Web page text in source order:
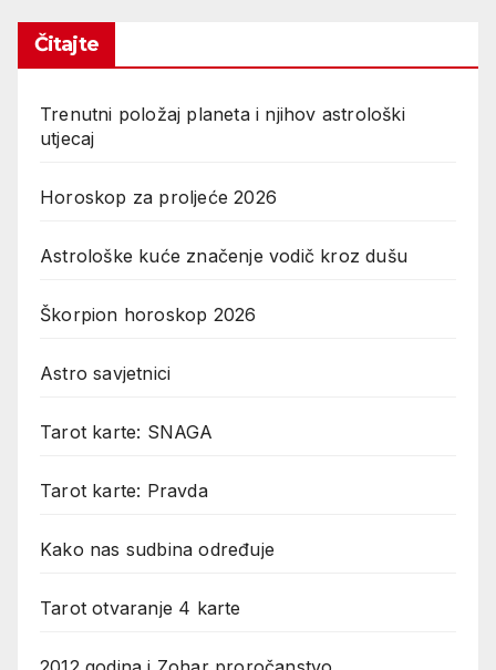
Čitajte
Trenutni položaj planeta i njihov astrološki
utjecaj
Horoskop za proljeće 2026
Astrološke kuće značenje vodič kroz dušu
Škorpion horoskop 2026
Astro savjetnici
Tarot karte: SNAGA
Tarot karte: Pravda
Kako nas sudbina određuje
Tarot otvaranje 4 karte